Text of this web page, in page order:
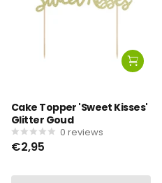
Cake Topper 'Sweet Kisses'
Glitter Goud
0 reviews
€2,95